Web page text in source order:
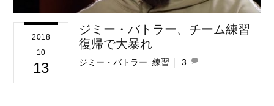
2018
10
13
ジミー・バトラー、チーム練習
復帰で大暴れ
ジミー・バトラー ,練習 3